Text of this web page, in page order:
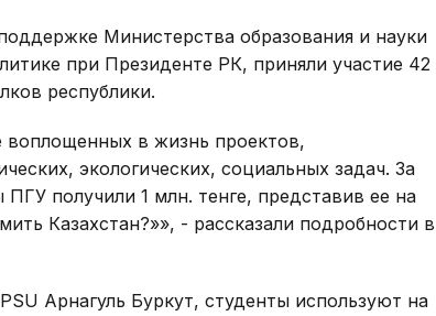
Министерства образования и науки
при Президенте РК, приняли участие 42
республики.
воплощенных в жизнь проектов,
экологических, социальных задач. За
получили 1 млн. тенге, представив ее на
Казахстан?»», - рассказали подробности в
Арнагуль Буркут, студенты используют на